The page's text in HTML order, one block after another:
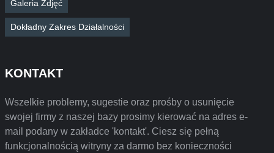
Galeria Zdjęć
Dokładny Zakres Działalności
KONTAKT
Wszelkie problemy, sugestie oraz prośby o usunięcie
swojej firmy z naszej bazy prosimy kierować na adres e-
mail podany w zakładce 'kontakt'. Ciesz się pełną
funkcjonalnością witryny za darmo bez konieczności